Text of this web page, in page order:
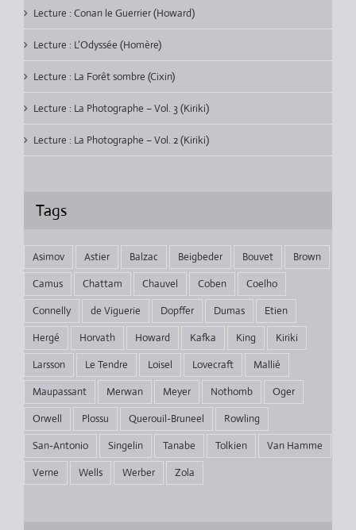
Lecture : Conan le Guerrier (Howard)
Lecture : L’Odyssée (Homère)
Lecture : La Forêt sombre (Cixin)
Lecture : La Photographe – Vol. 3 (Kiriki)
Lecture : La Photographe – Vol. 2 (Kiriki)
Tags
Asimov Astier Balzac Beigbeder Bouvet
Brown
Camus
Chattam Chauvel Coben
Coelho
Connelly
de Viguerie Dopffer Dumas
Etien
Hergé
Horvath Howard Kafka King
Kiriki
Larsson
Le Tendre Loisel Lovecraft
Mallié
Maupassant
Merwan Meyer Nothomb
Oger
Orwell
Plossu Querouil-Bruneel
Rowling
San-Antonio
Singelin Tanabe Tolkien
Van Hamme
Verne
Wells Werber Zola